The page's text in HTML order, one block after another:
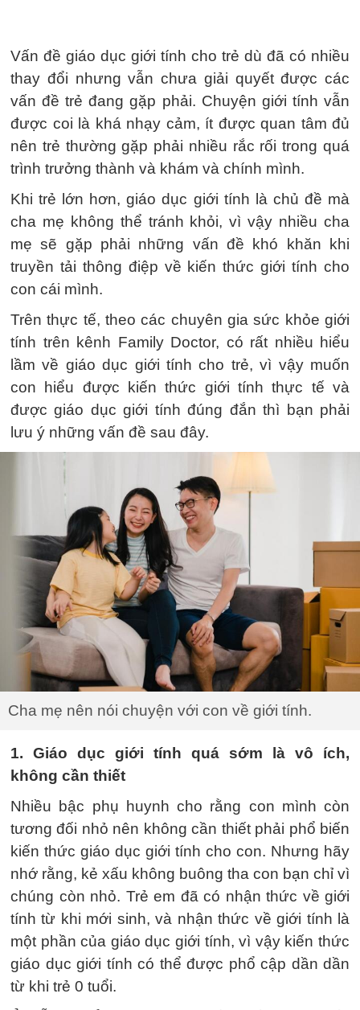
Vấn đề giáo dục giới tính cho trẻ dù đã có nhiều
thay đổi nhưng vẫn chưa giải quyết được các
vấn đề trẻ đang gặp phải. Chuyện giới tính vẫn
được coi là khá nhạy cảm, ít được quan tâm đủ
nên trẻ thường gặp phải nhiều rắc rối trong quá
trình trưởng thành và khám và chính mình.
Khi trẻ lớn hơn, giáo dục giới tính là chủ đề mà
cha mẹ không thể tránh khỏi, vì vậy nhiều cha
mẹ sẽ gặp phải những vấn đề khó khăn khi
truyền tải thông điệp về kiến thức giới tính cho
con cái mình.
Trên thực tế, theo các chuyên gia sức khỏe giới
tính trên kênh Family Doctor, có rất nhiều hiểu
lầm về giáo dục giới tính cho trẻ, vì vậy muốn
con hiểu được kiến ​​thức giới tính thực tế và
được giáo dục giới tính đúng đắn thì bạn phải
lưu ý những vấn đề sau đây.
Cha mẹ nên nói chuyện với con về giới tính.
1. Giáo dục giới tính quá sớm là vô ích,
không cần thiết
Nhiều bậc phụ huynh cho rằng con mình còn
tương đối nhỏ nên không cần thiết phải phổ biến
kiến ​​thức giáo dục giới tính cho con. Nhưng hãy
nhớ rằng, kẻ xấu không buông tha con bạn chỉ vì
chúng còn nhỏ. Trẻ em đã có nhận thức về giới
tính từ khi mới sinh, và nhận thức về giới tính là
một phần của giáo dục giới tính, vì vậy kiến ​​thức
giáo dục giới tính có thể được phổ cập dần dần
từ khi trẻ 0 tuổi.